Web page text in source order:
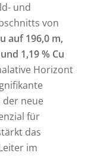
und
von
auf 196,0 m,
1,19 % Cu
Horizont
der neue
für
das
im